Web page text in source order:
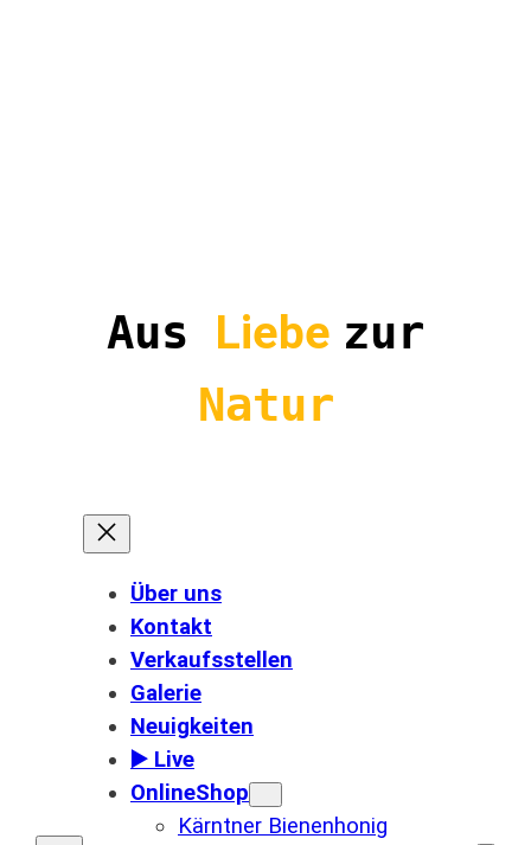
Aus Liebe zur
Natur
Über uns
Kontakt
Verkaufsstellen
Galerie
Neuigkeiten
▶️ Live
OnlineShop
Kärntner Bienenhonig